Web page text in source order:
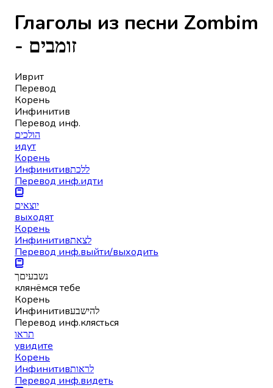
Глаголы из песни Zombim
- זומבים
Иврит
Перевод
Корень
Инфинитив
Перевод инф.
הולכים
идут
Корень
Инфинитивללכת
Перевод инф.идти
יוצאים
выходят
Корень
Инфинитивלצאת
Перевод инф.выйти/выходить
נשבעיםך
клянёмся тебе
Корень
Инфинитивלהישבע
Перевод инф.клясться
תראו
увидите
Корень
Инфинитивלראות
Перевод инф.видеть